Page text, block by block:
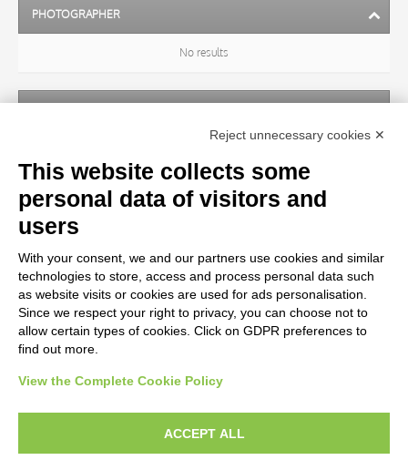
PHOTOGRAPHER
No results
TITLE
MATERIAL AND TECHNIQUE
CENTURY
diritto d’autore, legge 22 aprile 1941 n. 633. I diritti degli autori, degli artisti e
Reject unnecessary cookies ✕
This website collects some
personal data of visitors and
users
With your consent, we and our partners use cookies and similar
technologies to store, access and process personal data such
as website visits or cookies are used for ads personalisation.
Since we respect your right to privacy, you can choose not to
allow certain types of cookies. Click on GDPR preferences to
find out more.
View the Complete Cookie Policy
ACCEPT ALL